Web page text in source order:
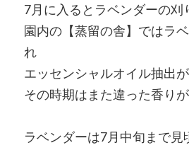
7月に入るとラベンダーの刈
園内の【蒸留の舎】ではラ
れ
エッセンシャルオイル抽出
その時期はまた違った香り
ラベンダーは7月中旬まで見